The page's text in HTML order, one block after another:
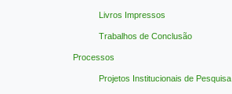
Livros Impressos
Trabalhos de Conclusão
Processos
Projetos Institucionais de Pesquisa